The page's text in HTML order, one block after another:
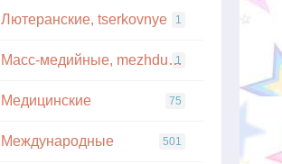
Лютеранские, tserkovnye 1
Масс-медийные, mezhdunarodnye
1
Медицинские 75
Международные 501